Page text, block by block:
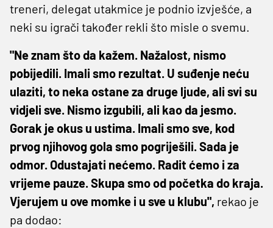
treneri, delegat utakmice je podnio izvješće, a
neki su igrači također rekli što misle o svemu.
"Ne znam što da kažem. Nažalost, nismo
pobijedili. Imali smo rezultat. U suđenje neću
ulaziti, to neka ostane za druge ljude, ali svi su
vidjeli sve. Nismo izgubili, ali kao da jesmo.
Gorak je okus u ustima. Imali smo sve, kod
prvog njihovog gola smo pogriješili. Sada je
odmor. Odustajati nećemo. Radit ćemo i za
vrijeme pauze. Skupa smo od početka do kraja.
Vjerujem u ove momke i u sve u klubu", rekao je
pa dodao: